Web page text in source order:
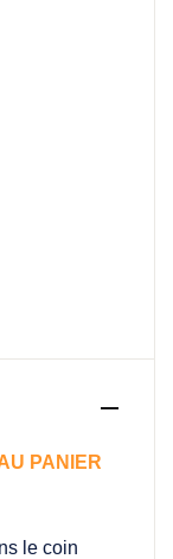
PANIER
le coin